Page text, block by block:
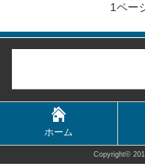
1ペー
ホーム
Copyright©